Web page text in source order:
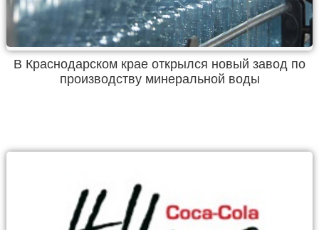
В Краснодарском крае открылся новый завод по
производству минеральной воды